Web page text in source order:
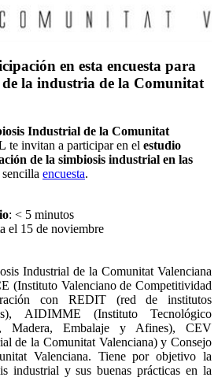
en esta encuesta para
la industria de la Comunitat
Industrial de la Comunitat
te invitan a participar en el estudio
de la simbiosis industrial en las
sencilla encuesta.
: < 5 minutos
el 15 de noviembre
Industrial de la Comunitat Valenciana
(Instituto Valenciano de Competitividad
con REDIT (red de institutos
AIDIMME (Instituto Tecnológico
Madera, Embalaje y Afines), CEV
de la Comunitat Valenciana) y Consejo
Valenciana. Tiene por objetivo la
industrial y sus buenas prácticas en la